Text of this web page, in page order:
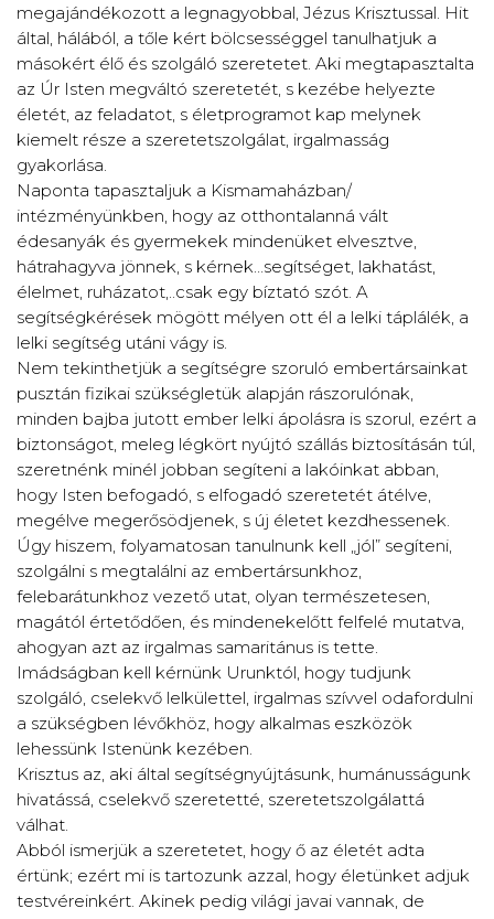
megajándékozott a legnagyobbal, Jézus Krisztussal. Hit
által, hálából, a tőle kért bölcsességgel tanulhatjuk a
másokért élő és szolgáló szeretetet. Aki megtapasztalta
az Úr Isten megváltó szeretetét, s kezébe helyezte
életét, az feladatot, s életprogramot kap melynek
kiemelt része a szeretetszolgálat, irgalmasság
gyakorlása.
Naponta tapasztaljuk a Kismamaházban/
intézményünkben, hogy az otthontalanná vált
édesanyák és gyermekek mindenüket elvesztve,
hátrahagyva jönnek, s kérnek…segítséget, lakhatást,
élelmet, ruházatot,..csak egy bíztató szót. A
segítségkérések mögött mélyen ott él a lelki táplálék, a
lelki segítség utáni vágy is.
Nem tekinthetjük a segítségre szoruló embertársainkat
pusztán fizikai szükségletük alapján rászorulónak,
minden bajba jutott ember lelki ápolásra is szorul, ezért a
biztonságot, meleg légkört nyújtó szállás biztosításán túl,
szeretnénk minél jobban segíteni a lakóinkat abban,
hogy Isten befogadó, s elfogadó szeretetét átélve,
megélve megerősödjenek, s új életet kezdhessenek.
Úgy hiszem, folyamatosan tanulnunk kell „jól” segíteni,
szolgálni s megtalálni az embertársunkhoz,
felebarátunkhoz vezető utat, olyan természetesen,
magától értetődően, és mindenekelőtt felfelé mutatva,
ahogyan azt az irgalmas samaritánus is tette.
Imádságban kell kérnünk Urunktól, hogy tudjunk
szolgáló, cselekvő lelkülettel, irgalmas szívvel odafordulni
a szükségben lévőkhöz, hogy alkalmas eszközök
lehessünk Istenünk kezében.
Krisztus az, aki által segítségnyújtásunk, humánusságunk
hivatássá, cselekvő szeretetté, szeretetszolgálattá
válhat.
Abból ismerjük a szeretetet, hogy ő az életét adta
értünk; ezért mi is tartozunk azzal, hogy életünket adjuk
testvéreinkért. Akinek pedig világi javai vannak, de